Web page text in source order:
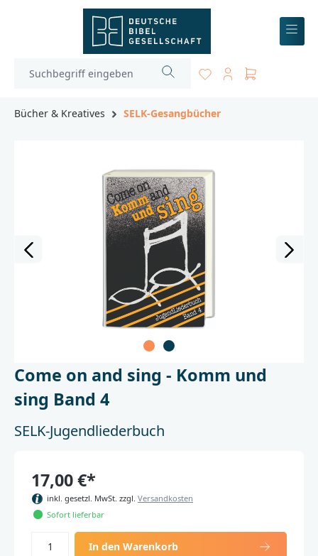
Bücher & Kreatives SELK-Gesangbücher
Come on and sing - Komm und
sing Band 4
SELK-Jugendliederbuch
17,00 €*
inkl. gesetzl. MwSt. zzgl. Versandkosten
Sofort lieferbar
In den Warenkorb